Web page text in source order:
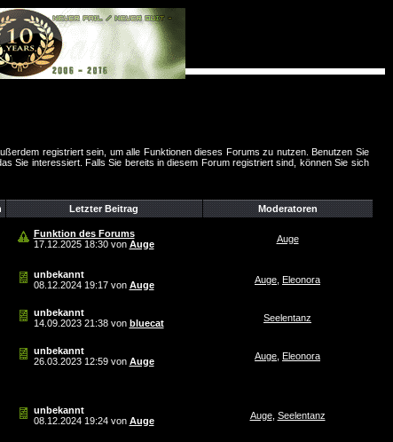
registriert sein, um alle Funktionen dieses Forums zu nutzen. Benutzen Sie
Sie interessiert. Falls Sie bereits in diesem Forum registriert sind, können Sie sich
Letzter Beitrag Moderatoren
Funktion des Forums
17.12.2025 18:30von Auge Auge
unbekannt
08.12.2024 19:17von Auge Auge Eleonora
unbekannt
14.09.2023 21:38von bluecat Seelentanz
unbekannt
26.03.2023 12:59von Auge Auge Eleonora
unbekannt
08.12.2024 19:24von Auge Auge, Seelentanz